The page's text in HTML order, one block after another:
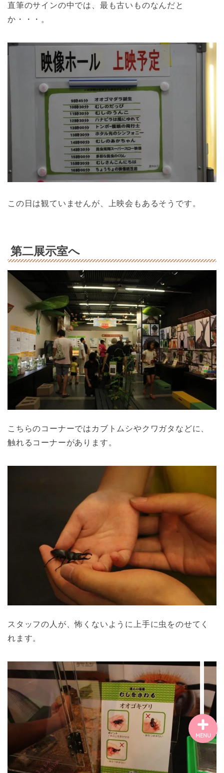
直筆のサインの中では、最も古いものなんだと
か・・・。
この日は観ていませんが、上映会もあるそうです。
第二展示室へ
こちらのコーナーではカブトムシやクワガタなどに、
触れるコーナーがあります。
スタッフの人が、怖くないように上手に虫をのせてく
れます。
MENU
ごあいさつ・自己紹介
お問い合わせ
【記事・SNS掲載依頼に
ついて】
報】掲載希望される方へ